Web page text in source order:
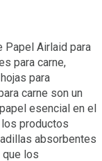
Papel Airlaid para
para carne,
para
carne son un
esencial en el
productos
absorbentes
que los